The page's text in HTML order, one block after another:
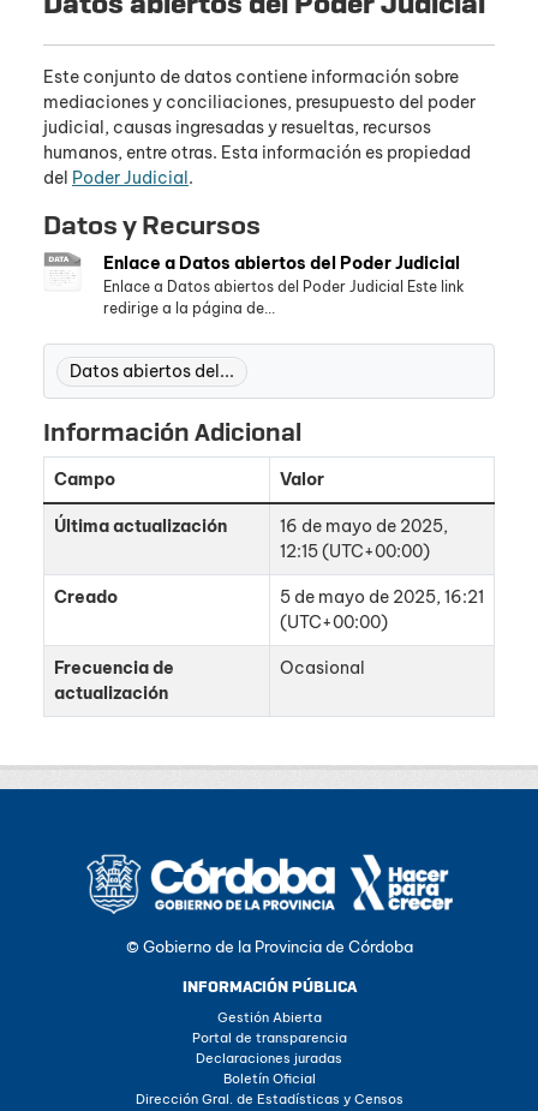
Este conjunto de datos contiene información sobre
mediaciones y conciliaciones, presupuesto del poder
judicial, causas ingresadas y resueltas, recursos
humanos, entre otras. Esta información es propiedad
del Poder Judicial.
Datos y Recursos
Enlace a Datos abiertos del Poder Judicial
Enlace a Datos abiertos del Poder Judicial Este link
redirige a la página de...
Datos abiertos del...
Información Adicional
Campo Valor
Última actualización
16 de mayo de 2025,
12:15 (UTC+00:00)
Creado
5 de mayo de 2025, 16:21
(UTC+00:00)
Frecuencia de
actualización
Ocasional
© Gobierno de la Provincia de Córdoba
INFORMACIÓN PÚBLICA
Gestión Abierta
Portal de transparencia
Declaraciones juradas
Boletín Oficial
Dirección Gral. de Estadísticas y Censos